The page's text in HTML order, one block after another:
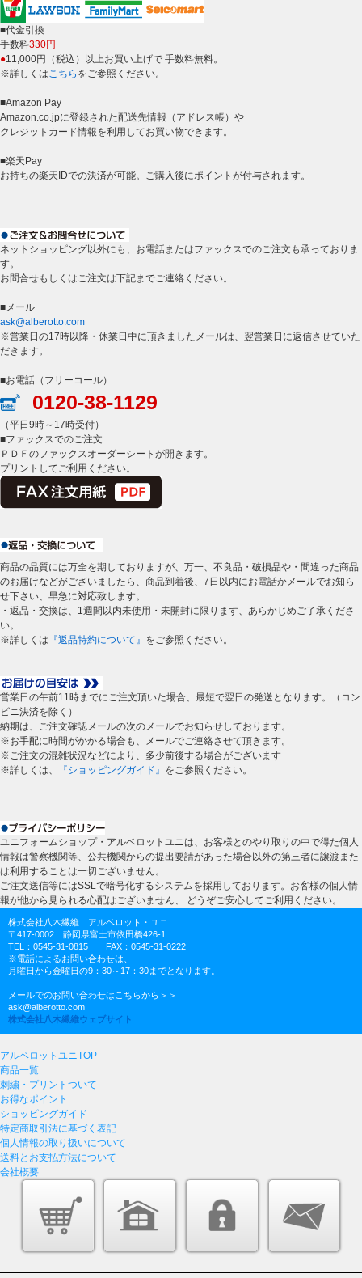
■代金引換
手数料330円
●11,000円（税込）以上お買い上げで 手数料無料。
※詳しくは こちら をご参照ください。
■Amazon Pay
Amazon.co.jpに登録された配送先情報（アドレス帳）や
クレジットカード情報を利用してお買い物できます。
■楽天Pay
お持ちの楽天IDでの決済が可能。ご購入後にポイントが付与されます。
ネットショッピング以外にも、お電話またはファックスでのご注文も承っておりま
す。
お問合せもしくはご注文は下記までご連絡ください。
■メール
ask@alberotto.com
※営業日の17時以降・休業日中に頂きましたメールは、翌営業日に返信させていた
だきます。
■お電話（フリーコール）
0120-38-1129
（平日9時～17時受付）
■ファックスでのご注文
ＰＤＦのファックスオーダーシートが開きます。
プリントしてご利用ください。
商品の品質には万全を期しておりますが、万一、不良品・破損品や・間違った商品
のお届けなどがございましたら、商品到着後、7日以内にお電話かメールでお知ら
せ下さい、早急に対応致します。
・返品・交換は、1週間以内未使用・未開封に限ります、あらかじめご了承くださ
い。
※詳しくは 『返品特約について』 をご参照ください。
営業日の午前11時までにご注文頂いた場合、最短で翌日の発送となります。（コン
ビニ決済を除く）
納期は、ご注文確認メールの次のメールでお知らせしております。
※お手配に時間がかかる場合も、メールでご連絡させて頂きます。
※ご注文の混雑状況などにより、多少前後する場合がございます
※詳しくは、
『ショッピングガイド』 をご参照ください。
ユニフォームショップ・アルベロットユニは、お客様とのやり取りの中で得た個人
情報は警察機関等、公共機関からの提出要請があった場合以外の第三者に譲渡また
は利用することは一切ございません。
ご注文送信等にはSSLで暗号化するシステムを採用しております。お客様の個人情
報が他から見られる心配はございません、 どうぞご安心してご利用ください。
株式会社八木繊維 アルベロット・ユニ
〒417-0002 静岡県富士市依田橋426-1
TEL：0545-31-0815 FAX：0545-31-0222
※電話によるお問い合わせは、
月曜日から金曜日の9：30～17：30までとなります。
メールでのお問い合わせはこちらから＞＞
ask@alberotto.com
株式会社八木繊維ウェブサイト
アルベロットユニTOP
商品一覧
刺繍・プリントついて
お得なポイント
ショッピングガイド
特定商取引法に基づく表記
個人情報の取り扱いについて
送料とお支払方法について
会社概要